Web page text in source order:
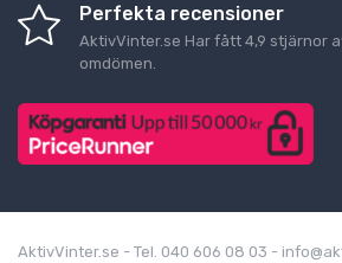
Perfekta recensioner
AktivVinter.se Har fått 4,9 stjärnor
omdömen.
AktivVinter.se - Tel. 040 606 08 03 -